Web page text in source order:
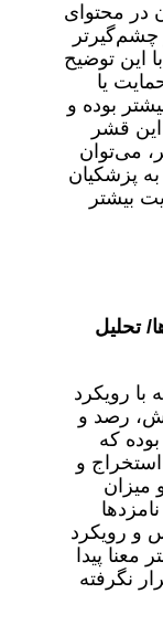
در محتوای
چشم‌گیرتر
این توضیح
یا
بوده و
قشر
می‌توان
به پزشکیان
بیشتر
تحلیل
با رویکرد
رصد و
که
۵ هزار لایک استخراج و
میزان
و رویکرد
پیدا
نگرفته